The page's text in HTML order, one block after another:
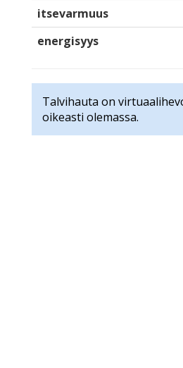
itsevarmuus
energisyys
Talvihauta on
oikeasti olemassa.